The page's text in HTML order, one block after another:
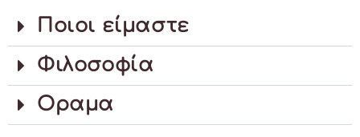
Ποιοι είμαστε
Φιλοσοφία
Οραμα